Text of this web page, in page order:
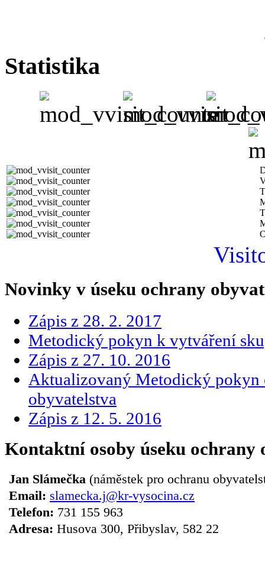
Statistika
Novinky v úseku ochrany
Zápis z 28. 2. 2017
Metodický pokyn k vytváření
Zápis z 27. 10. 2016
Aktualizovaný Metodický pokyn
obyvatelstva
Zápis z 12. 5. 2016
Kontaktní osoby úseku ochrany
Jan Slámečka (náměstek pro ochranu
Email: slamecka.j@kr-vysocina.cz
Telefon: 731 155 963
Adresa: Husova 300, Přibyslav, 582 22